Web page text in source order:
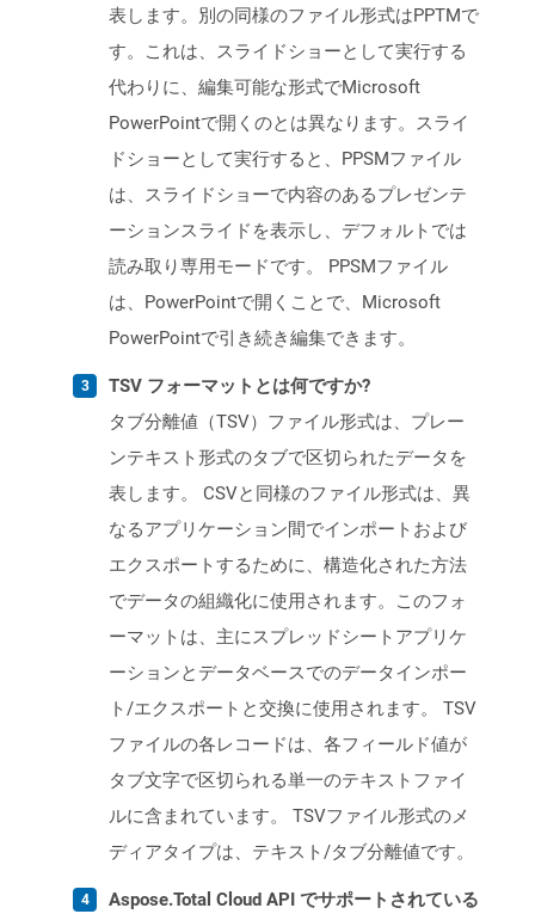
表します。別の同様のファイル形式はPPTMで
す。これは、スライドショーとして実行する
代わりに、編集可能な形式でMicrosoft
PowerPointで開くのとは異なります。スライ
ドショーとして実行すると、PPSMファイル
は、スライドショーで内容のあるプレゼンテ
ーションスライドを表示し、デフォルトでは
読み取り専用モードです。 PPSMファイル
は、PowerPointで開くことで、Microsoft
PowerPointで引き続き編集できます。
TSV フォーマットとは何ですか?
タブ分離値（TSV）ファイル形式は、プレー
ンテキスト形式のタブで区切られたデータを
表します。 CSVと同様のファイル形式は、異
なるアプリケーション間でインポートおよび
エクスポートするために、構造化された方法
でデータの組織化に使用されます。このフォ
ーマットは、主にスプレッドシートアプリケ
ーションとデータベースでのデータインポー
ト/エクスポートと交換に使用されます。 TSV
ファイルの各レコードは、各フィールド値が
タブ文字で区切られる単一のテキストファイ
ルに含まれています。 TSVファイル形式のメ
ディアタイプは、テキスト/タブ分離値です。
Aspose.Total Cloud API でサポートされている